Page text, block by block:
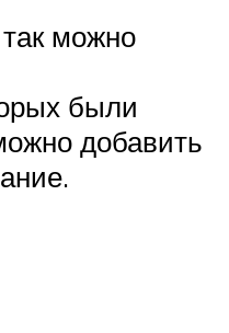
можно
были
добавить